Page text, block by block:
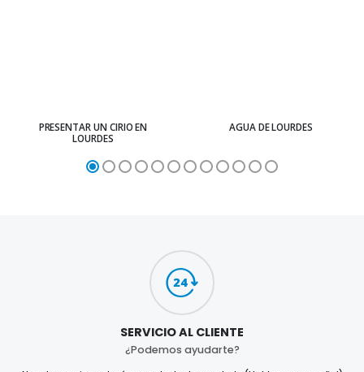
PRESENTAR UN CIRIO EN
LOURDES
AGUA DE LOURDES
SERVICIO AL CLIENTE
¿Podemos ayudarte?